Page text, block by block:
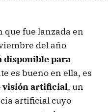
que fue lanzada en
del año
disponible para
es bueno en ella, es
visión artificial, un
artificial cuyo